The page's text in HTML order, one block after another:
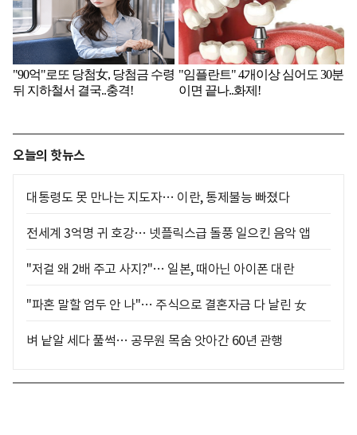
오늘의 핫뉴스
대통령도 못 만나는 지도자… 이란, 통제불능 빠졌다
전세계 3억명 귀 호강… 넷플릭스급 돌풍 일으킨 음악 앱
"저걸 왜 2배 주고 사지?"… 일본, 때아닌 아이폰 대란
"파혼 말할 엄두 안 나"… 주식으로 결혼자금 다 날린 女
벼 낱알 세다 풀썩… 공무원 목숨 앗아간 60년 관행